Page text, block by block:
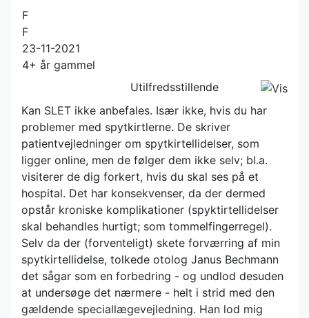
F
F
23-11-2021
4+ år gammel
Utilfredsstillende
Kan SLET ikke anbefales. Især ikke, hvis du har
problemer med spytkirtlerne. De skriver
patientvejledninger om spytkirtellidelser, som
ligger online, men de følger dem ikke selv; bl.a.
visiterer de dig forkert, hvis du skal ses på et
hospital. Det har konsekvenser, da der dermed
opstår kroniske komplikationer (spyktirtellidelser
skal behandles hurtigt; som tommelfingerregel).
Selv da der (forventeligt) skete forværring af min
spytkirtellidelse, tolkede otolog Janus Bechmann
det sågar som en forbedring - og undlod desuden
at undersøge det nærmere - helt i strid med den
gældende speciallægevejledning. Han lod mig